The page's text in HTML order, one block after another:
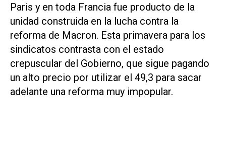
Paris y en toda Francia fue producto de la
unidad construida en la lucha contra la
reforma de Macron. Esta primavera para los
sindicatos contrasta con el estado
crepuscular del Gobierno, que sigue pagando
un alto precio por utilizar el 49,3 para sacar
adelante una reforma muy impopular.